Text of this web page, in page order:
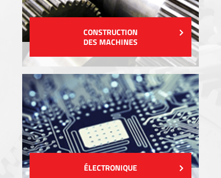
CONSTRUCTION
DES MACHINES
ÉLECTRONIQUE